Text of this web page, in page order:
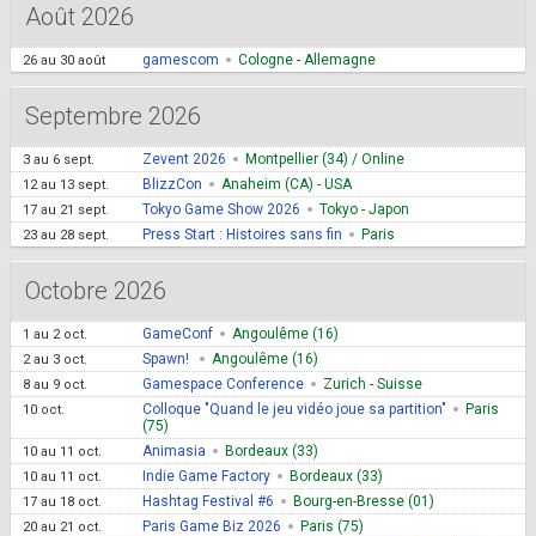
Août 2026
26au 30 août gamescom Cologne - Allemagne
Septembre 2026
3au 6 sept. Zevent 2026 Montpellier (34) / Online
12au 13 sept. BlizzCon Anaheim (CA) - USA
17au 21 sept. Tokyo Game Show 2026 Tokyo - Japon
23au 28 sept. Press Start : Histoires sans fin Paris
Octobre 2026
1 au 2 oct. GameConf Angoulême (16)
2au 3 oct. Spawn! Angoulême (16)
8au 9 oct. Gamespace Conference Zurich - Suisse
10 oct. Colloque "Quand le jeu vidéo joue sa partition"
Paris
(75)
10au 11 oct. Animasia Bordeaux (33)
10au 11 oct. Indie Game Factory Bordeaux (33)
17au 18 oct. Hashtag Festival #6 Bourg-en-Bresse (01)
20au 21 oct. Paris Game Biz 2026 Paris (75)